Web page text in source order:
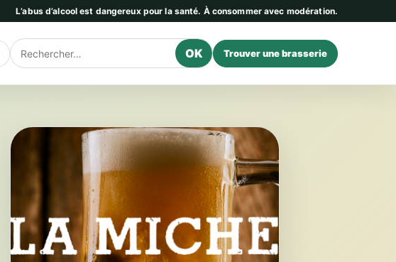
L’abus d’alcool est dangereux pour la santé. À consommer avec modération.
Rechercher OK Trouver une brasserie